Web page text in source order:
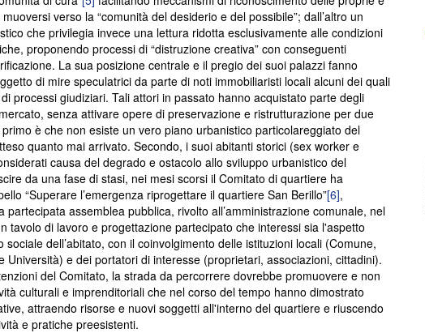
verso la “comunità del desiderio e del possibile”; dall’altro un
che privilegia invece una lettura ridotta esclusivamente alle condizioni
proponendo processi di “distruzione creativa” con conseguenti
La sua posizione centrale e il pregio dei suoi palazzi fanno
di mire speculatrici da parte di noti immobiliaristi locali alcuni dei quali
processi giudiziari. Tali attori in passato hanno acquistato parte degli
senza attivare opere di preservazione e ristrutturazione per due
è che non esiste un vero piano urbanistico particolareggiato del
quanto mai arrivato. Secondo, i suoi abitanti storici (sex worker e
causa del degrado e ostacolo allo sviluppo urbanistico del
da una fase di stasi, nei mesi scorsi il Comitato di quartiere ha
“Superare l’emergenza riprogettare il quartiere San Berillo”[6],
partecipata assemblea pubblica, rivolto all’amministrazione comunale, nel
tavolo di lavoro e progettazione partecipato che interessi sia l'aspetto
sociale dell’abitato, con il coinvolgimento delle istituzioni locali (Comune,
Università) e dei portatori di interesse (proprietari, associazioni, cittadini).
del Comitato, la strada da percorrere dovrebbe promuovere e non
culturali e imprenditoriali che nel corso del tempo hanno dimostrato
attraendo risorse e nuovi soggetti all'interno del quartiere e riuscendo
e pratiche preesistenti.